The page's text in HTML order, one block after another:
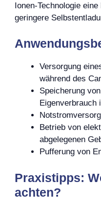
Ionen-Technologie
geringere
Versorgung
während des
Speicherung
Eigenverbrauch
Betrieb von
abgelegenen
Pufferung von
Praxistipps:
achten?